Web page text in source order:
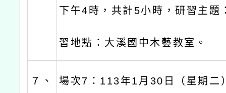
下午4時，共計5小時，研習主題
習地點：大溪國中木藝教室。
７、 場次7：113年1月30日（星期二